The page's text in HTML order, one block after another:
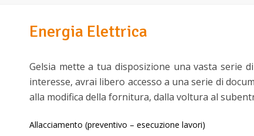
Energia Elettrica
Gelsia mette a tua disposizione una vasta serie
interesse, avrai libero accesso a una serie di
alla modifica della fornitura, dalla voltura al
Allacciamento (preventivo – esecuzione lavori)